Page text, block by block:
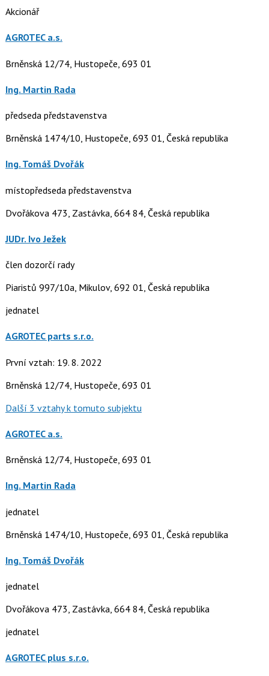
Akcionář
AGROTEC a.s.
Brněnská 12/74, Hustopeče, 693 01
Ing. Martin Rada
předseda představenstva
Brněnská 1474/10, Hustopeče, 693 01, Česká republika
Ing. Tomáš Dvořák
místopředseda představenstva
Dvořákova 473, Zastávka, 664 84, Česká republika
JUDr. Ivo Ježek
člen dozorčí rady
Piaristů 997/10a, Mikulov, 692 01, Česká republika
jednatel
AGROTEC parts s.r.o.
První vztah: 19. 8. 2022
Brněnská 12/74, Hustopeče, 693 01
Další 3 vztahy k tomuto subjektu
AGROTEC a.s.
Brněnská 12/74, Hustopeče, 693 01
Ing. Martin Rada
jednatel
Brněnská 1474/10, Hustopeče, 693 01, Česká republika
Ing. Tomáš Dvořák
jednatel
Dvořákova 473, Zastávka, 664 84, Česká republika
jednatel
AGROTEC plus s.r.o.